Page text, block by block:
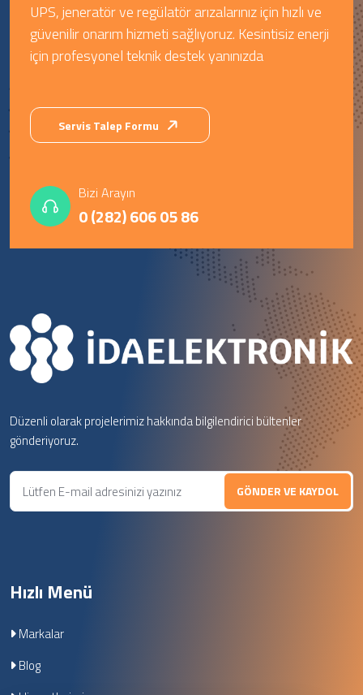
UPS, jeneratör ve regülatör arızalarınız için hızlı ve
güvenilir onarım hizmeti sağlıyoruz. Kesintisiz enerji
için profesyonel teknik destek yanınızda
Servis Talep Formu
Bizi Arayın
0 (282) 606 05 86
Düzenli olarak projelerimiz hakkında bilgilendirici bültenler
gönderiyoruz.
GÖNDER VE KAYDOL
Hızlı Menü
Markalar
Blog